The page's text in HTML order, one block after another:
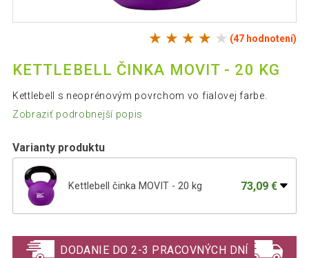
(47 hodnotení)
KETTLEBELL ČINKA MOVIT - 20 KG
Kettlebell s neoprénovým povrchom vo fialovej farbe.
Zobraziť podrobnejší popis
Varianty produktu
Kettlebell činka MOVIT - 20 kg 73,09 €
DODANIE DO 2-3 PRACOVNÝCH DNÍ